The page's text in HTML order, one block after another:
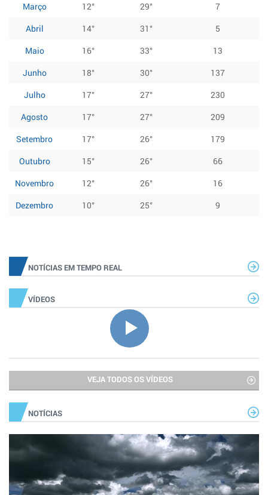
Março
12° 29°
7
Abril
14° 31°
5
Maio
16° 33°
13
Junho
18° 30°
137
Julho
17° 27°
230
Agosto
17° 27°
209
Setembro
17° 26°
179
Outubro
15° 26°
66
Novembro
12° 26°
16
Dezembro
10° 25° 9
NOTÍCIAS EM TEMPO REAL
VÍDEOS
VEJA TODOS OS VÍDEOS
NOTÍCIAS